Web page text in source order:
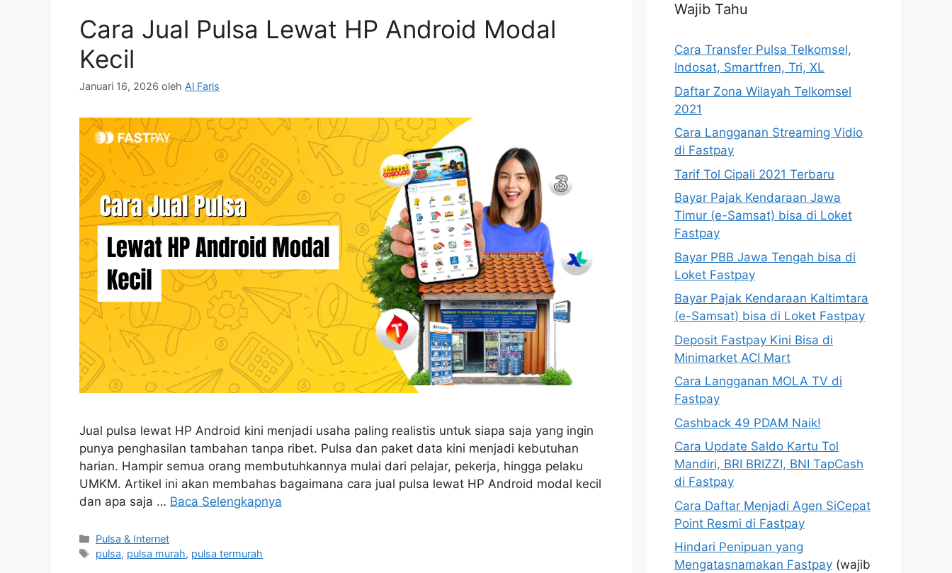
Cara Jual Pulsa Lewat HP Android Modal
Kecil
Januari 16, 2026 oleh Al Faris
Jual pulsa lewat HP Android kini menjadi usaha paling realistis untuk siapa saja yang ingin
punya penghasilan tambahan tanpa ribet. Pulsa dan paket data kini menjadi kebutuhan
harian. Hampir semua orang membutuhkannya mulai dari pelajar, pekerja, hingga pelaku
UMKM. Artikel ini akan membahas bagaimana cara jual pulsa lewat HP Android modal kecil
dan apa saja … Baca Selengkapnya
Pulsa & Internet
pulsa, pulsa murah, pulsa termurah
Wajib Tahu
Cara Transfer Pulsa Telkomsel,
Indosat, Smartfren, Tri, XL
Daftar Zona Wilayah Telkomsel
2021
Cara Langganan Streaming Vidio
di Fastpay
Tarif Tol Cipali 2021 Terbaru
Bayar Pajak Kendaraan Jawa
Timur (e-Samsat) bisa di Loket
Fastpay
Bayar PBB Jawa Tengah bisa di
Loket Fastpay
Bayar Pajak Kendaraan Kaltimtara
(e-Samsat) bisa di Loket Fastpay
Deposit Fastpay Kini Bisa di
Minimarket ACI Mart
Cara Langganan MOLA TV di
Fastpay
Cashback 49 PDAM Naik!
Cara Update Saldo Kartu Tol
Mandiri, BRI BRIZZI, BNI TapCash
di Fastpay
Cara Daftar Menjadi Agen SiCepat
Point Resmi di Fastpay
Hindari Penipuan yang
Mengatasnamakan Fastpay (wajib